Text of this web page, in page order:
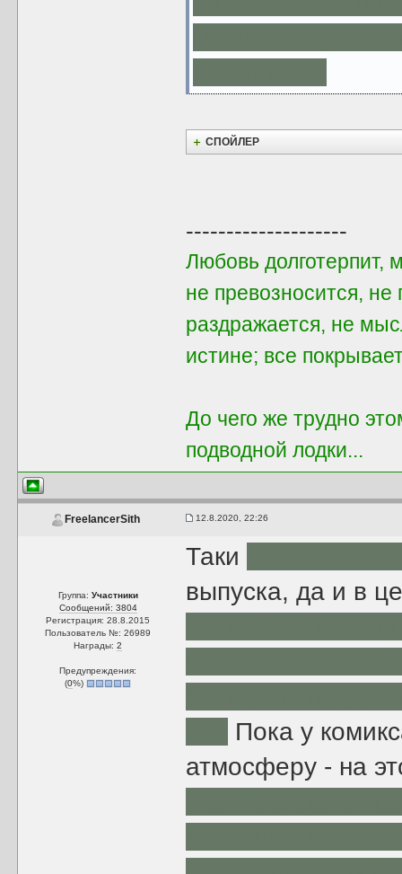
СПОЙЛЕР
--------------------
Любовь долготерпит,
не превозносится, не
раздражается, не
истине; все
До чего же трудно
подводной лодки...
FreelancerSith 12.8.2020, 22:26
Группа: Участники
Сообщений: 3804
Регистрация: 28.8.2015
Пользователь №: 26989
Награды:2
Предупреждения:
(0%)
Таки
выпуска, да и в
Пока у
атмосферу - на